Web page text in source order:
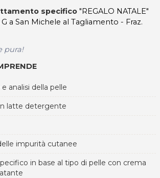
specifico "REGALO NATALE"
G a San Michele al Tagliamento - Fraz.
pura!
analisi della pelle
latte detergente
impurità cutanee
in base al tipo di pelle con crema